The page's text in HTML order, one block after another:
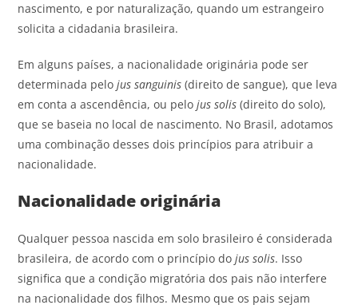
nascimento, e por naturalização, quando um estrangeiro
solicita a cidadania brasileira.
Em alguns países, a nacionalidade originária pode ser
determinada pelojus sanguinis(direito de sangue), que leva
em conta a ascendência, ou pelojus solis (direito do solo),
que se baseia no local de nascimento. No Brasil, adotamos
uma combinação desses dois princípios para atribuir a
nacionalidade.
Nacionalidade originária
Qualquer pessoa nascida em solo brasileiro é considerada
brasileira, de acordo com o princípio dojus solis. Isso
significa que a condição migratória dos pais não interfere
na nacionalidade dos filhos. Mesmo que os pais sejam